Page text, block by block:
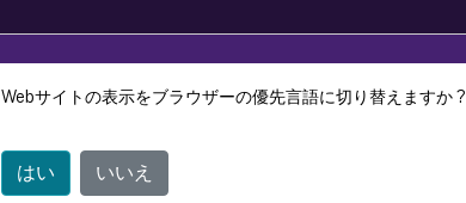
このコンテンツは動的に機械翻訳されています。
リナックス バーチャル デリバリー エージェント
Webサイトの表示をブラウザーの優先言語に切り替えますか ?
はい いいえ